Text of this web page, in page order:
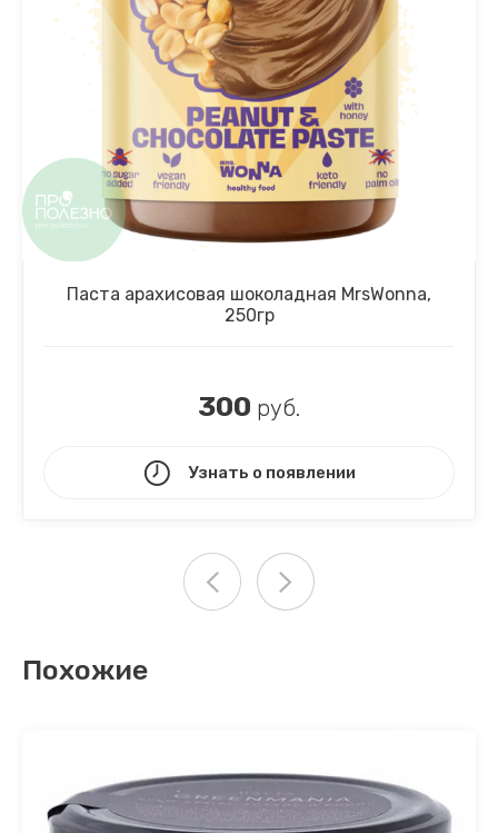
Паста арахисовая шоколадная MrsWonna,
250гр
300 руб.
Узнать о появлении
Похожие